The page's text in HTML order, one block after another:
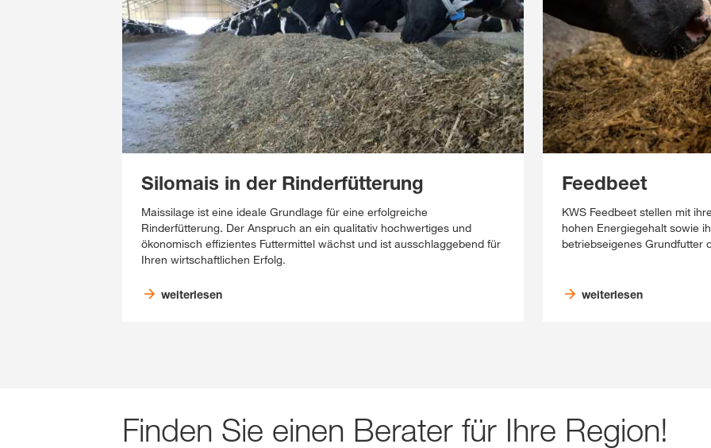
Silomais in der Rinderfütterung
Maissilage ist eine ideale Grundlage für eine erfolgreiche
Rinderfütterung. Der Anspruch an ein qualitativ hochwertiges und
ökonomisch effizientes Futtermittel wächst und ist ausschlaggebend für
Ihren wirtschaftlichen Erfolg.
weiterlesen
Feedbeet
KWS Feedbeet stellen mit
hohen Energiegehalt sowie
betriebseigenes Grundfutter
weiterlesen
Finden Sie einen Berater für Ihre Region!